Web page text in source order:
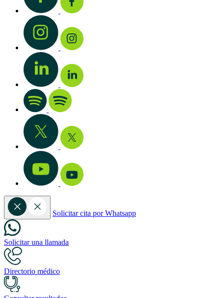
Solicitar cita por Whatsapp
Solicitar una llamada
Directorio médico